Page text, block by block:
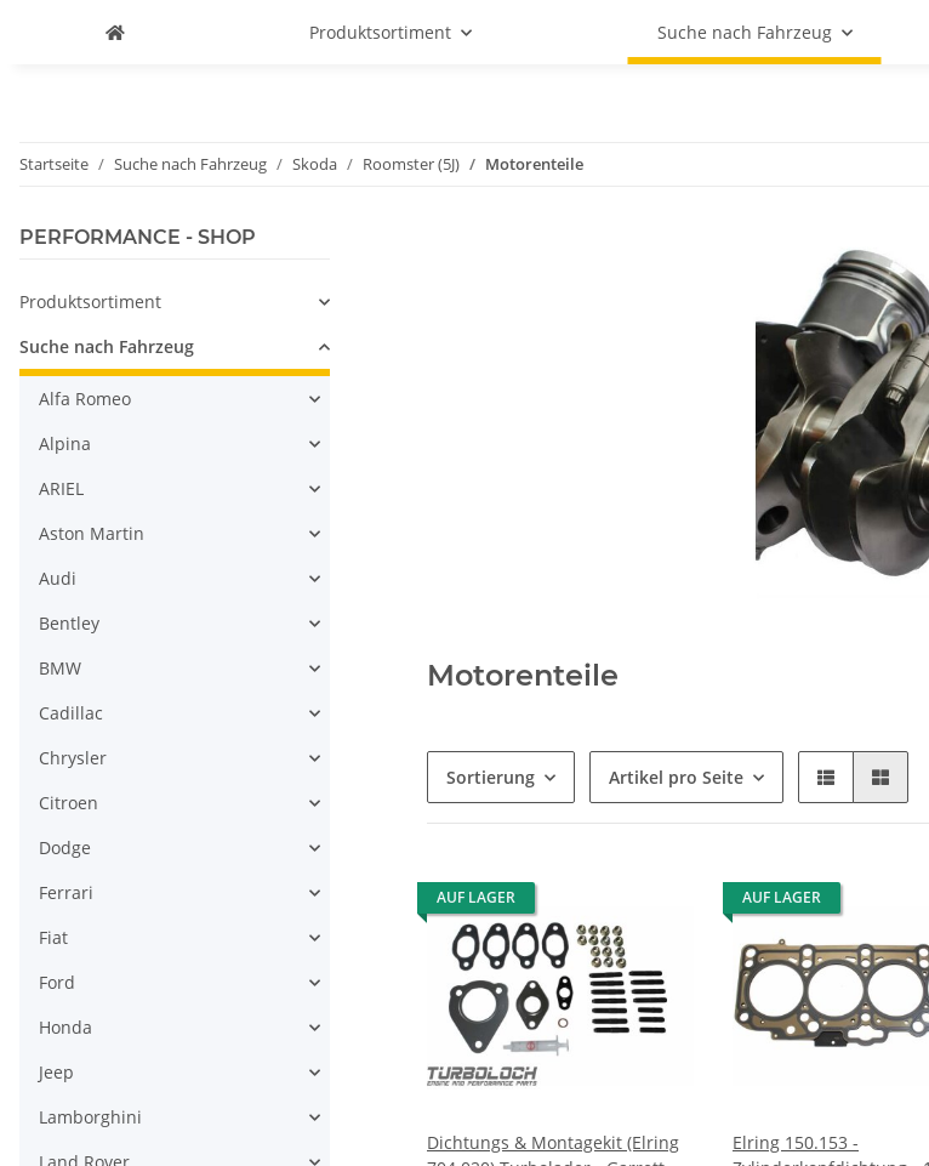
Produktsortiment Suche nach Fahrzeug
Startseite Suche nach Fahrzeug Skoda Roomster (5J) Motorenteile
Motorenteile
Sortierung Artikel pro Seite
AUF LAGER
Dichtungs & Montagekit (Elring
AUF LAGER
Elring 150.153 -
PERFORMANCE - SHOP
Produktsortiment
Suche nach Fahrzeug
Alfa Romeo
Alpina
ARIEL
Aston Martin
Audi
Bentley
BMW
Cadillac
Chrysler
Citroen
Dodge
Ferrari
Fiat
Ford
Honda
Jeep
Lamborghini